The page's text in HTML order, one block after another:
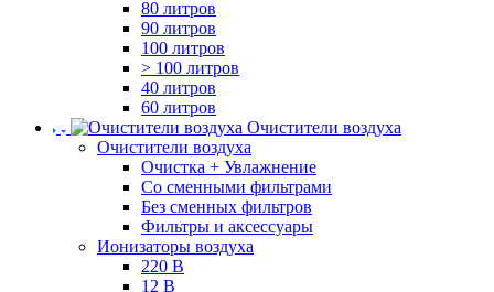
80 литров
90 литров
100 литров
> 100 литров
40 литров
60 литров
Очистители воздуха
Очистители воздуха
Очистка + Увлажнение
Cо сменными фильтрами
Без сменных фильтров
Фильтры и аксессуары
Ионизаторы воздуха
220 В
12 В